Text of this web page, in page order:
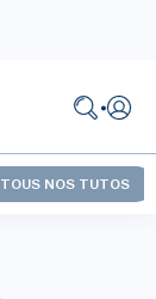
TOUS NOS TUTOS